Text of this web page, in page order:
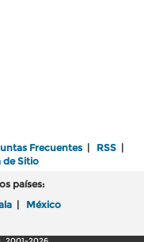
Frecuentes | RSS |
de Sitio
países:
| México